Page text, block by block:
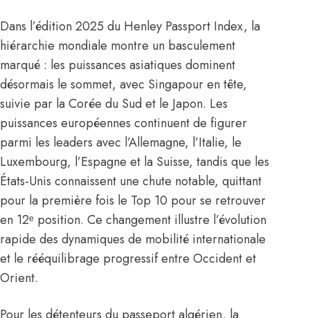
Dans l’édition 2025 du Henley Passport Index, la
hiérarchie mondiale montre un basculement
marqué : les puissances asiatiques dominent
désormais le sommet, avec Singapour en tête,
suivie par la Corée du Sud et le Japon. Les
puissances européennes continuent de figurer
parmi les leaders avec l’Allemagne, l’Italie, le
Luxembourg, l’Espagne et la Suisse, tandis que les
États-Unis connaissent une chute notable, quittant
pour la première fois le Top 10 pour se retrouver
en 12ᵉ position. Ce changement illustre l’évolution
rapide des dynamiques de mobilité internationale
et le rééquilibrage progressif entre Occident et
Orient.